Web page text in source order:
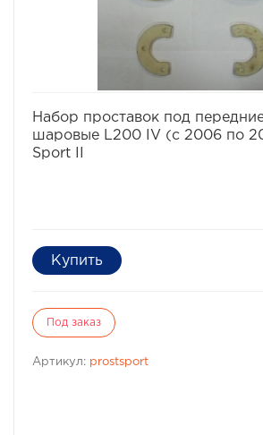
Цена указана за пару (2шт.)
Набор проставок под
шаровые L200 IV (с 2006 по
Sport II
Под заказ
Артикул: prostsport